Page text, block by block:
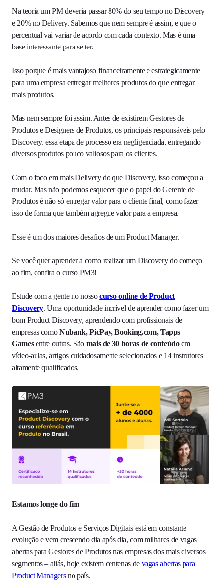
Na teoria um PM deveria passar 80% do seu tempo no Discovery
e 20% no Delivery. Sabemos que nem sempre é assim, e que o
percentual vai variar de acordo com cada contexto. Mas é uma
base interessante para se ter.
Isso porque é mais vantajoso financeiramente e estrategicamente
para uma empresa entregar melhores produtos do que entregar
mais produtos.
Mas nem sempre foi assim. Antes de existirem Gestores de
Produtos e Designers de Produtos, os principais responsáveis pelo
Discovery, essa etapa de processo era negligenciada, entregando
diversos produtos pouco valiosos para os clientes.
Com o foco em mais Delivery do que Discovery, isso começou a
mudar. Mas não podemos esquecer que o papel do Gerente de
Produtos é não só entregar valor para o cliente final, como fazer
isso de forma que também agregue valor para a empresa.
Esse é um dos maiores desafios de um Product Manager.
Se você quer aprender a como realizar um Discovery do começo
ao fim, confira o curso PM3!
Estude com a gente no nossocurso online de Product
Discovery. Uma oportunidade incrível de aprender como fazer um
bom Product Discovery, aprendendo com profissionais de
empresas comoNubank, PicPay, Booking.com, Tapps
Gamesentre outras. São mais de 30 horas de conteúdoem
vídeo-aulas, artigos cuidadosamente selecionados e 14 instrutores
altamente qualificados.
Estamos longe do fim
A Gestão de Produtos e Serviços Digitais está em constante
evolução e vem crescendo dia após dia, com milhares de vagas
abertas para Gestores de Produtos nas empresas dos mais diversos
segmentos – aliás, hoje existem centenas de vagas abertas para
Product Managersno país.